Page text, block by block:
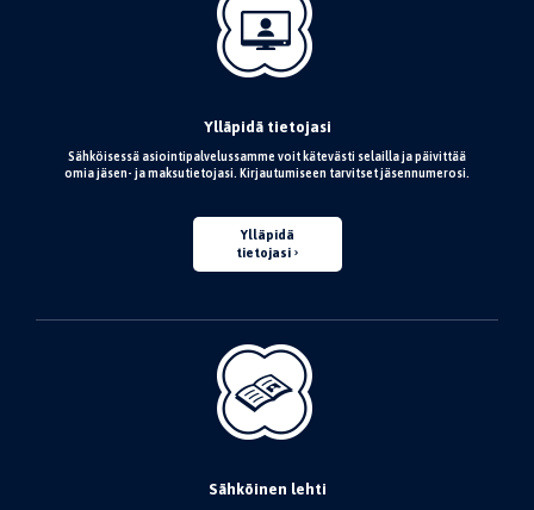
Ylläpidä tietojasi
Sähköisessä asiointipalvelussamme voit kätevästi selailla ja päivittää
omia jäsen- ja maksutietojasi. Kirjautumiseen tarvitset jäsennumerosi.
Ylläpidä
tietojasi
Sähköinen lehti